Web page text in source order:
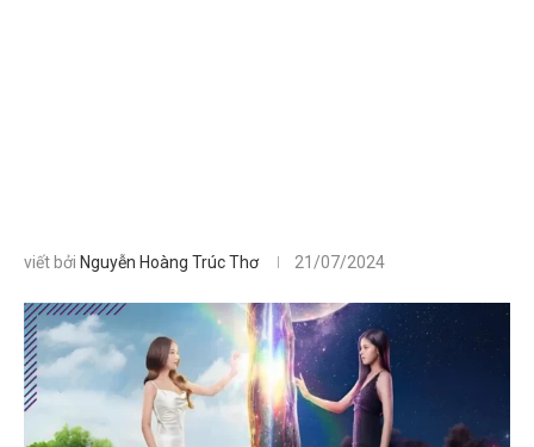
viết bởi Nguyễn Hoàng Trúc Thơ 21/07/2024